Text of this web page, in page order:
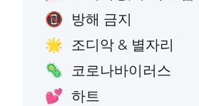
📵 방해 금지
🌟 조디악 & 별자리
🦠 코로나바이러스
💕 하트